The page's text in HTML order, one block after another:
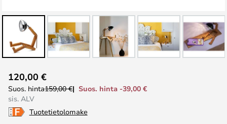
to
the
beginning
of
120,00 €
Suos. hinta159,00 €
Suos. hinta -39,00 €
sis. ALV
Tuotetietolomake